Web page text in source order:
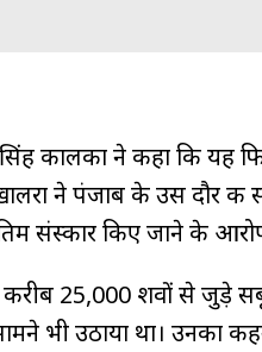
कालका ने कहा कि यह
ने पंजाब के उस दौर की
संस्कार किए जाने के
25,000 शवों से जुड़े
भी उठाया था। उनका